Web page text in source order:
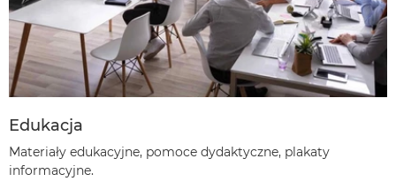
Edukacja
Materiały edukacyjne, pomoce dydaktyczne, plakaty
informacyjne.